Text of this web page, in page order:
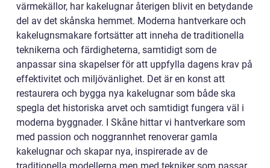
värmekällor, har kakelugnar återigen blivit en betydande
del av det skånska hemmet. Moderna hantverkare och
kakelugnsmakare fortsätter att inneha de traditionella
teknikerna och färdigheterna, samtidigt som de
anpassar sina skapelser för att uppfylla dagens krav på
effektivitet och miljövänlighet. Det är en konst att
restaurera och bygga nya kakelugnar som både ska
spegla det historiska arvet och samtidigt fungera väl i
moderna byggnader. I Skåne hittar vi hantverkare som
med passion och noggrannhet renoverar gamla
kakelugnar och skapar nya, inspirerade av de